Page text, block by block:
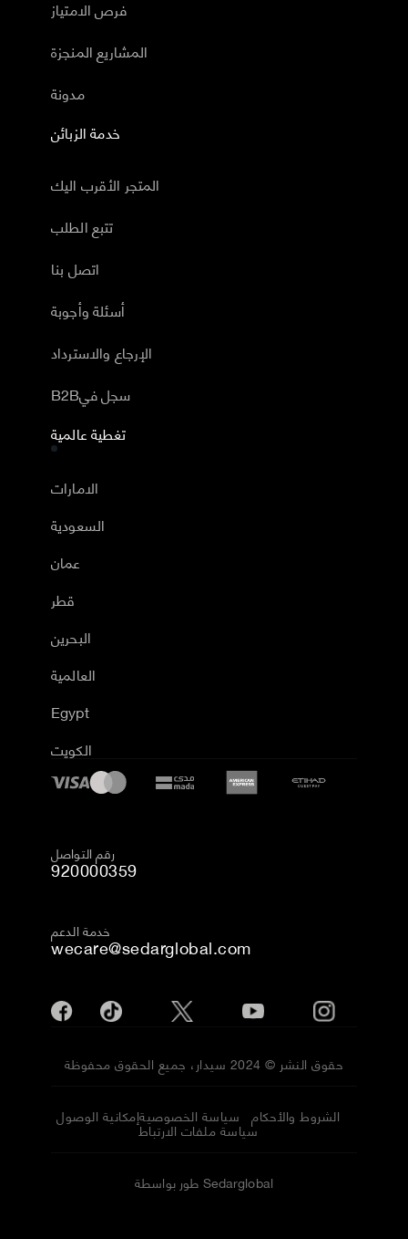
فرص الامتياز
المشاريع المنجزة
مدونة
خدمة الزبائن
المتجر الأقرب اليك
تتبع الطلب
اتصل بنا
أسئلة وأجوبة
الإرجاع والاسترداد
B2Bسجل في
تغطية عالمية
الامارات
السعودية
عمان
قطر
البحرين
العالمية
Egypt
الكويت
رقم التواصل
920000359
خدمة الدعم
wecare@sedarglobal.com
حقوق النشر © 2024 سيدار، جميع الحقوق محفوظة
إمكانية الوصولسياسة الخصوصية الشروط والأحكام
سياسة ملفات الارتباط
طور بواسطة Sedarglobal